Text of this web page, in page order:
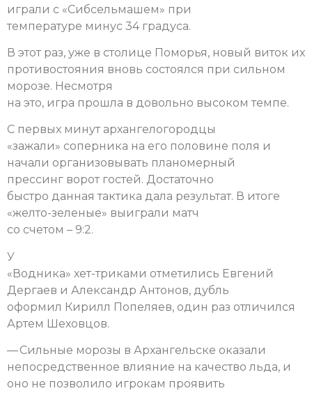
играли с «Сибсельмашем» при
температуре минус 34 градуса.
В этот раз, уже в столице Поморья, новый виток их
противостояния вновь состоялся при сильном
морозе. Несмотря
на это, игра прошла в довольно высоком темпе.
С первых минут архангелогородцы
«зажали» соперника на его половине поля и
начали организовывать планомерный
прессинг ворот гостей. Достаточно
быстро данная тактика дала результат. В итоге
«желто-зеленые» выиграли матч
со счетом – 9:2.
У
«Водника» хет-триками отметились Евгений
Дергаев и Александр Антонов, дубль
оформил Кирилл Попеляев, один раз отличился
Артем Шеховцов.
— Сильные морозы в Архангельске оказали
непосредственное влияние на качество льда, и
оно не позволило игрокам проявить